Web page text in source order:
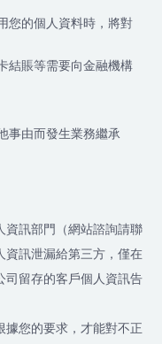
您的個人資料時，將對
結賬等需要向金融機構
事由而發生業務繼承
資訊部門（網站諮詢請聯
資訊泄漏給第三方，僅在
司留存的客戶個人資訊告
據您的要求，才能對不正